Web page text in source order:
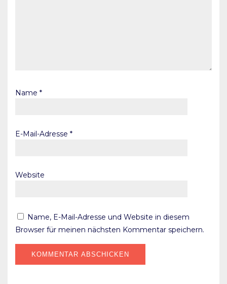
Name *
E-Mail-Adresse *
Website
Name, E-Mail-Adresse und Website in diesem
Browser für meinen nächsten Kommentar speichern.